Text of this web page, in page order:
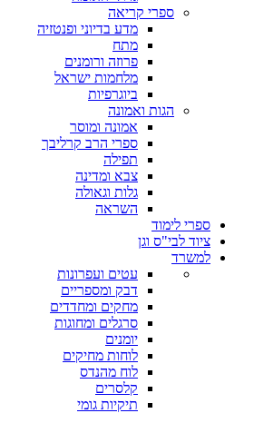
ספרי קריאה
מדע בדיוני ופנטזיה
מתח
פרוזה ורומנים
מלחמות ישראל
ביוגרפיות
הגות ואמונה
אמונה ומוסר
ספרי הרב קרליבך
תפילה
צבא ומדינה
גלות וגאולה
השראה
ספרי לימוד
ציוד לבי"ס וגן
למשרד
עטים ועפרונות
דבק ומספריים
מחקים ומחדדים
סרגלים ומחוגות
יומנים
לוחות מחיקים
לוח מהנדס
קלסרים
תיקיות גומי